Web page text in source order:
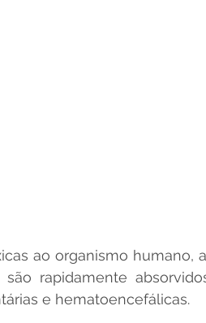
ao organismo humano,
rapidamente
e hematoencefálicas.